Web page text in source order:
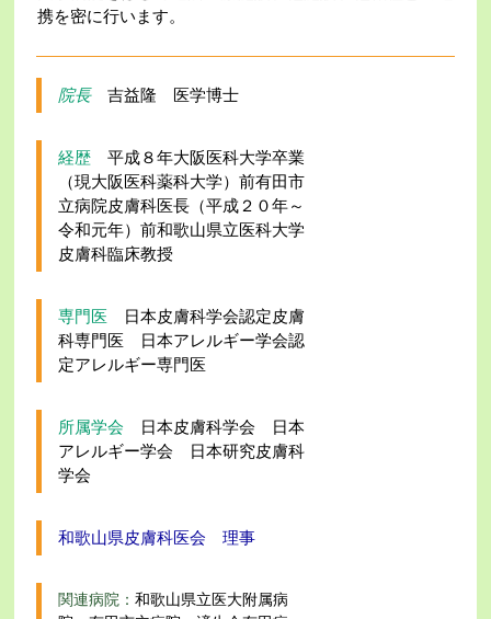
携を密に行います。
院長吉益隆 医学博士
経歴 平成８年大阪医科大学卒業
（現大阪医科薬科大学）前有田市
立病院皮膚科医長（平成２０年～
令和元年）前和歌山県立医科大学
皮膚科臨床教授
専門医
日本皮膚科学会認定皮膚
科専門医 日本アレルギー学会認
定アレルギー専門医
所属学会
日本皮膚科学会 日本
アレルギー学会 日本研究皮膚科
学会
和歌山県皮膚科医会 理事
関連病院： 和歌山県立医大附属病